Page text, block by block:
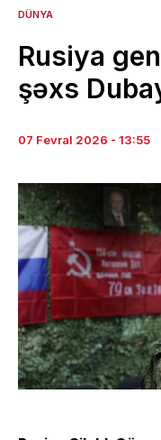
DÜNYA
Rusiya
şəxs
07 Fevral 2026 - 13:55